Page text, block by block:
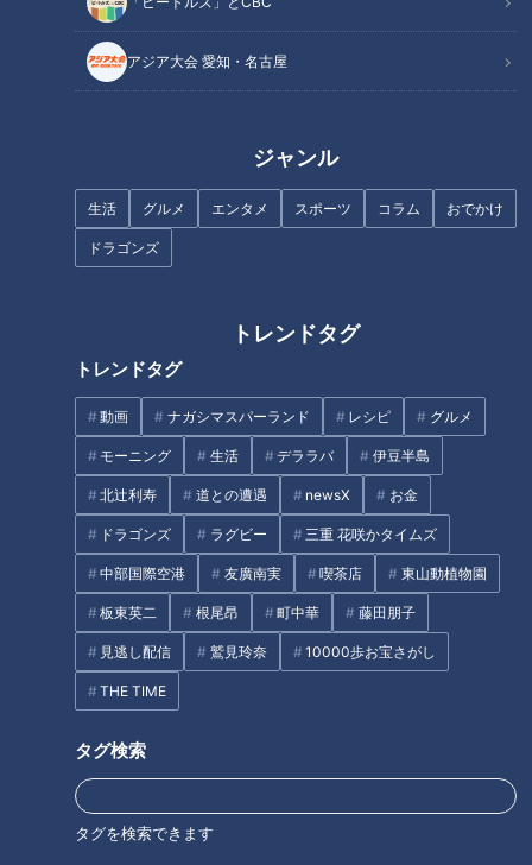
アジア大会 愛知・名古屋
ジャンル
生活 グルメ エンタメ スポーツ コラム おでかけ
ドラゴンズ
トレンドタグ
トレンドタグ
動画 ナガシマスパーランド レシピ グルメ
モーニング 生活 デララバ 伊豆半島
北辻利寿 道との遭遇 newsX お金
ドラゴンズ ラグビー 三重 花咲かタイムズ
中部国際空港 友廣南実 喫茶店 東山動植物園
板東英二 根尾昂 町中華 藤田朋子
見逃し配信 鷲見玲奈 10000歩お宝さがし
THE TIME
タグ検索
タグを検索できます
ンサーが「何か矛盾しているような気も」と首を傾げながら中
継を繋ぐと、賑やかにタンバリンを叩きながら外種子田アナが
登場し、スタジオは笑い声に包まれた。
CBCテレビ『ゴゴスマ』
取材したのは川南町の果樹園「ネクストファーム宮崎」。外
種子田アナは「宮崎と言えば美味しいものがたくさんあります
が、今回は県の新名物になるかも、というフルーツを紹介しま
す。ぜひ東国原さんにも知っていただきたい」と園内へ。スタ
ジオの面々が「ドラゴンフルーツ？ライチ？」と話し合う様子
を聞きつつ、「答えは国産のバナナです！」とたわわに実るバ
ナナを指さした。